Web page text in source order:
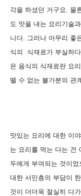
각을 하셨던 거구요. 물
도 맛을 내는 요리기술
니다. 그러나 아무리 좋
식의 식재료가 부실하
은 음식의 식재료란 요
뗄 수 없는 불가분의 관
맛있는 요리에 대한 이
는 요리를 먹는 다는 건
두에게 부여되는 것이
대한 서민층의 부담이
것이 더더욱 절실히 다